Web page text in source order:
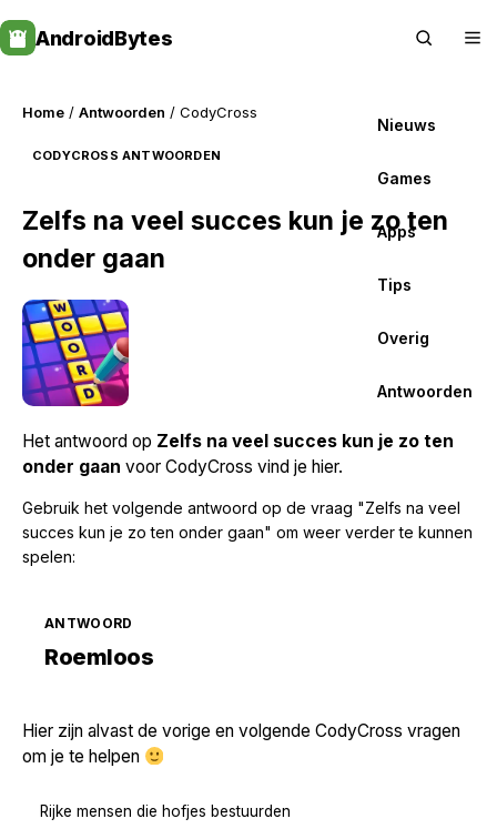
to
content
AndroidBytes
Nieuws
Games
Apps
Tips
Overig
Antwoorden
Home / Antwoorden / CodyCross
CODYCROSS ANTWOORDEN
Zelfs na veel succes kun je zo ten
onder gaan
Het antwoord op Zelfs na veel succes kun je zo ten
onder gaan voor CodyCross vind je hier.
Gebruik het volgende antwoord op de vraag "Zelfs na veel
succes kun je zo ten onder gaan" om weer verder te kunnen
spelen:
ANTWOORD
Roemloos
Hier zijn alvast de vorige en volgende CodyCross vragen
om je te helpen
Rijke mensen die hofjes bestuurden